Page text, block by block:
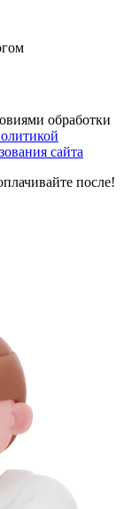
обработки
сайта
после!